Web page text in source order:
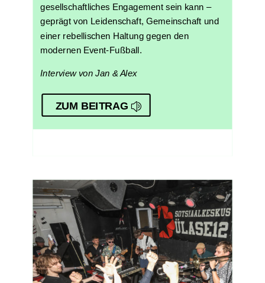
gesellschaftliches Engagement sein kann –
geprägt von Leidenschaft, Gemeinschaft und
einer rebellischen Haltung gegen den
modernen Event-Fußball.
Interview von Jan & Alex
ZUM BEITRAG